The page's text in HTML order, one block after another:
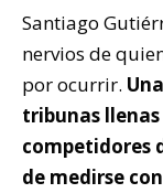
Santiago
nervios de
por ocurrir.
tribunas
competidores
de medirse